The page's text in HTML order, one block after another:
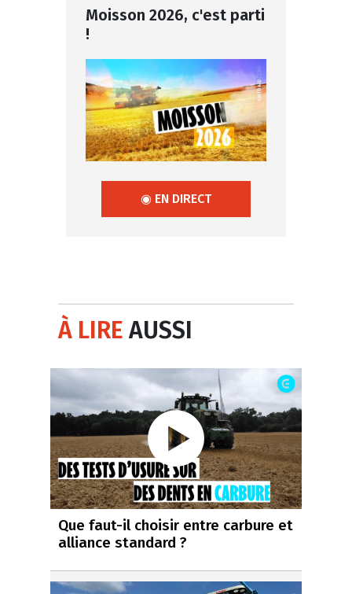
Moisson 2026, c'est parti
!
◉ EN DIRECT
À LIREAUSSI
Que faut-il choisir entre carbure et
alliance standard ?